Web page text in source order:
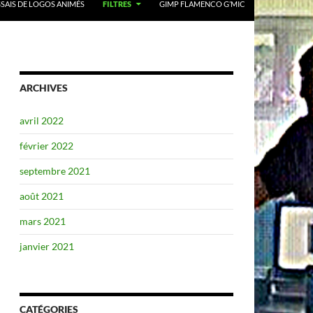
DE LOGOS ANIMÉS FILTRES GIMP FLAMENCO G’MIC
ARCHIVES
avril 2022
février 2022
septembre 2021
août 2021
mars 2021
janvier 2021
CATÉGORIES